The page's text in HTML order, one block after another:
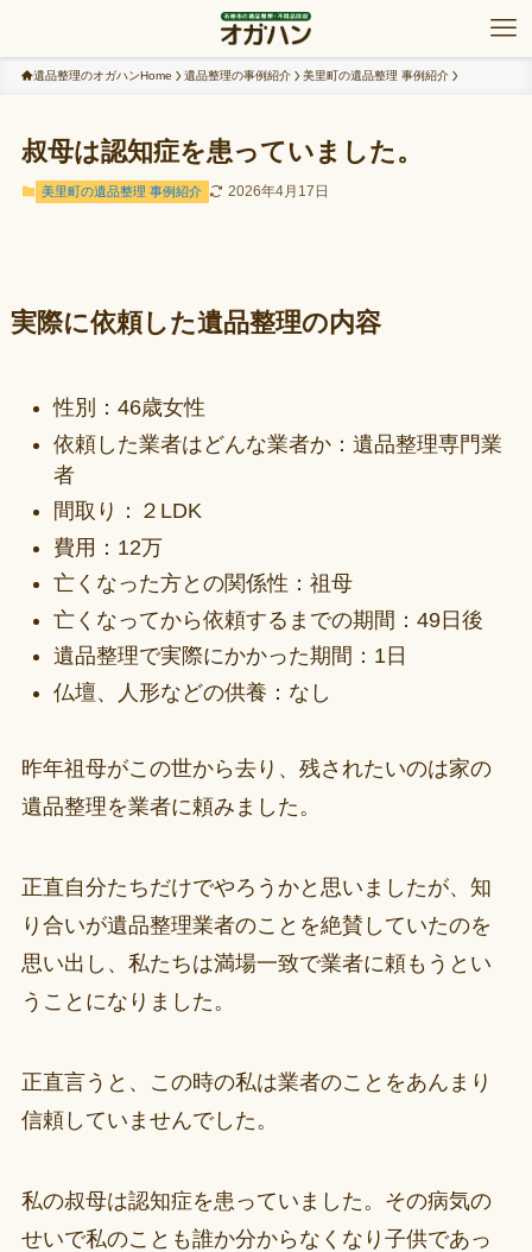
遺品整理のオガハンHome 遺品整理の事例紹介 美里町の遺品整理 事例紹介
叔母は認知症を患っていました。
美里町の遺品整理 事例紹介 2026年4月17日
実際に依頼した遺品整理の内容
性別：46歳女性
依頼した業者はどんな業者か：遺品整理専門業
者
間取り：２LDK
費用：12万
亡くなった方との関係性：祖母
亡くなってから依頼するまでの期間：49日後
遺品整理で実際にかかった期間：1日
仏壇、人形などの供養：なし
昨年祖母がこの世から去り、残されたいのは家の
遺品整理を業者に頼みました。
正直自分たちだけでやろうかと思いましたが、知
り合いが遺品整理業者のことを絶賛していたのを
思い出し、私たちは満場一致で業者に頼もうとい
うことになりました。
正直言うと、この時の私は業者のことをあんまり
信頼していませんでした。
私の叔母は認知症を患っていました。その病気の
せいで私のことも誰か分からなくなり子供であっ